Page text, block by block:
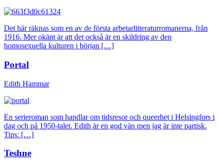
Det här räknas som en av de första arbetarlitteraturromanerna, från
1916. Mer okänt är att det också är en skildring av den
homosexuella kulturen i början […]
Portal
Edith Hammar
En serieroman som handlar om tidsresor och queerhet i Helsingfors i
dag och på 1950-talet. Edith är en god vän men jag är inte partisk.
Tips: […]
Teshne